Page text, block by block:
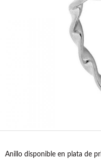
Anillo disponible en plata de